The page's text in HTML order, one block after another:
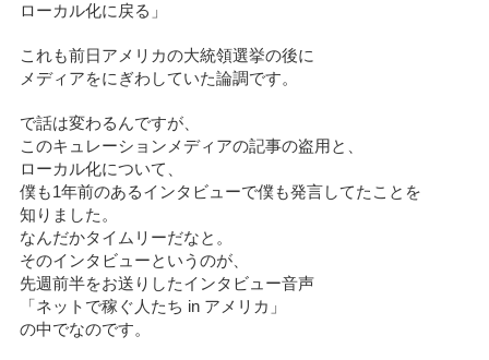
ローカル化に戻る」
これも前日アメリカの大統領選挙の後に
メディアをにぎわしていた論調です。
で話は変わるんですが、
このキュレーションメディアの記事の盗用と、
ローカル化について、
僕も1年前のあるインタビューで僕も発言してたことを
知りました。
なんだかタイムリーだなと。
そのインタビューというのが、
先週前半をお送りしたインタビュー音声
「ネットで稼ぐ人たち in アメリカ」
の中でなのです。